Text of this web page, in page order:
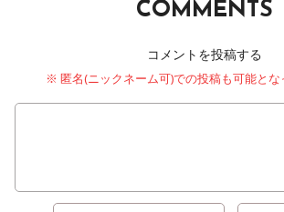
COMMENTS
コメントを投稿する
※ 匿名(ニックネーム可)での投稿も可能とな